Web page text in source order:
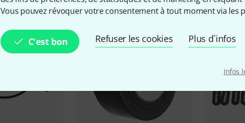
Vous pouvez révoquer votre consentement à tout moment via les
C'est bon Refuser les cookies Plus d´infos
Infos